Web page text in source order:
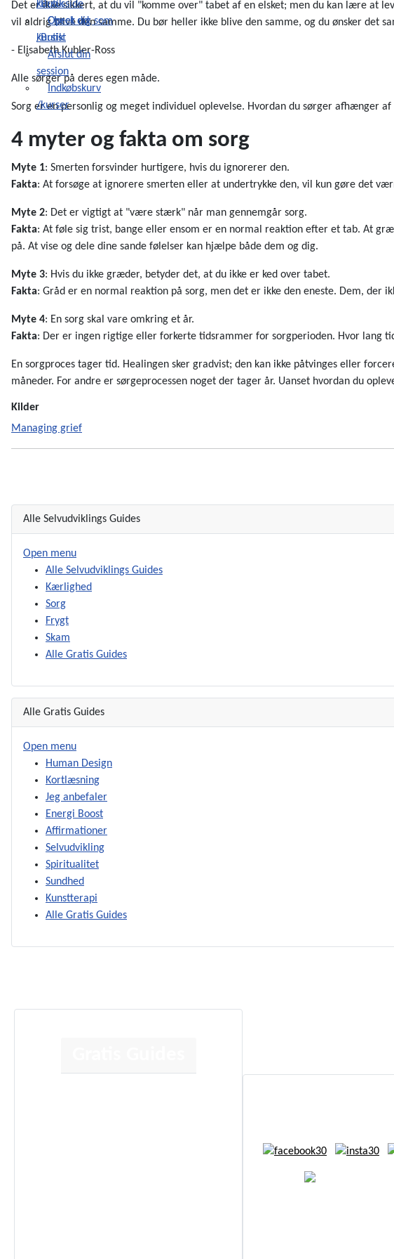
/Butik
Check ud
/Butik
kursusside
Opret dig som
kursist
Afslut din
session
Indkøbskurv
/kurser
Det er ikke sikkert, at du vil "komme over" tabet af en elsket; men du kan lære at
vil aldrig blive den samme. Du bør heller ikke blive den samme, og du ønsker det
- Elisabeth Kubler-Ross
Alle sørger på deres egen måde.
Sorg er en personlig og meget individuel oplevelse. Hvordan du sørger afhænger
4 myter og fakta om sorg
Myte 1: Smerten forsvinder hurtigere, hvis du ignorerer den.
Fakta: At forsøge at ignorere smerten eller at undertrykke den, vil kun gøre det
Myte 2: Det er vigtigt at "være stærk" når man gennemgår sorg.
Fakta: At føle sig trist, bange eller ensom er en normal reaktion efter et tab. At
på. At vise og dele dine sande følelser kan hjælpe både dem og dig.
Myte 3: Hvis du ikke græder, betyder det, at du ikke er ked over tabet.
Fakta: Gråd er en normal reaktion på sorg, men det er ikke den eneste. Dem, der
Myte 4: En sorg skal vare omkring et år.
Fakta: Der er ingen rigtige eller forkerte tidsrammer for sorgperioden. Hvor lang
En sorgproces tager tid. Healingen sker gradvist; den kan ikke påtvinges eller
måneder. For andre er sørgeprocessen noget der tager år. Uanset hvordan du
Kilder
Managing grief
Alle Selvudviklings Guides
Open menu
Alle Selvudviklings Guides
Kærlighed
Sorg
Frygt
Skam
Alle Gratis Guides
Alle Gratis Guides
Open menu
Human Design
Kortlæsning
Jeg anbefaler
Energi Boost
Affirmationer
Selvudvikling
Spiritualitet
Sundhed
Kunstterapi
Alle Gratis Guides